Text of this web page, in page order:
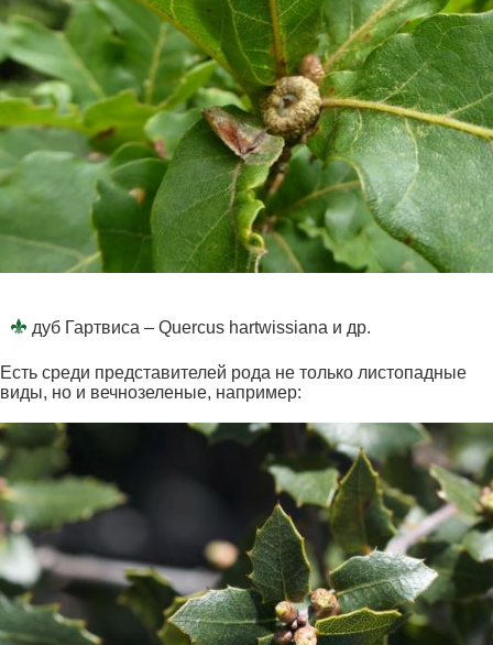
дуб Гартвиса – Quercus hartwissiana и др.
Есть среди представителей рода не только листопадные
виды, но и вечнозеленые, например: